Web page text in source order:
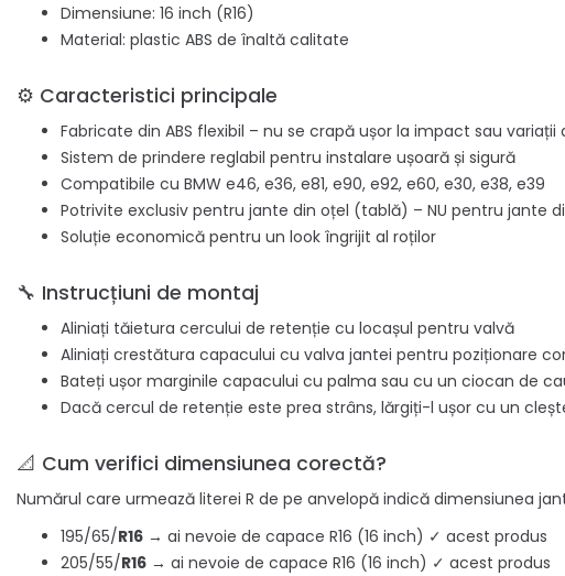
Dimensiune: 16 inch (R16)
Material: plastic ABS de înaltă calitate
⚙️ Caracteristici principale
Fabricate din ABS flexibil – nu se crapă ușor la impact sau
Sistem de prindere reglabil pentru instalare ușoară și sigură
Compatibile cu BMW e46, e36, e81, e90, e92, e60, e30, e38, e39
Potrivite exclusiv pentru jante din oțel (tablă) – NU pentru jante
Soluție economică pentru un look îngrijit al roților
🔧 Instrucțiuni de montaj
Aliniați tăietura cercului de retenție cu locașul pentru valvă
Aliniați crestătura capacului cu valva jantei pentru poziționare
Bateți ușor marginile capacului cu palma sau cu un ciocan de
Dacă cercul de retenție este prea strâns, lărgiți-l ușor cu un
📐 Cum verifici dimensiunea corectă?
Numărul care urmează literei R de pe anvelopă indică dimensiunea
195/65/R16 → ai nevoie de capace R16 (16 inch) ✓ acest produs
205/55/R16 → ai nevoie de capace R16 (16 inch) ✓ acest produs